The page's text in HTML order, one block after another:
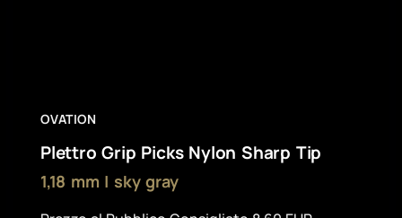
OVATION
Plettro Grip Picks Nylon Sharp Tip
1,18 mm | sky gray